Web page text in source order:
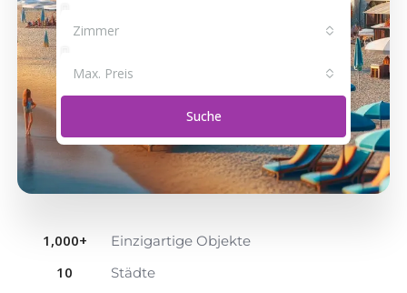
Zimmer
Max. Preis
Suche
1,000+ Einzigartige Objekte
10 Städte